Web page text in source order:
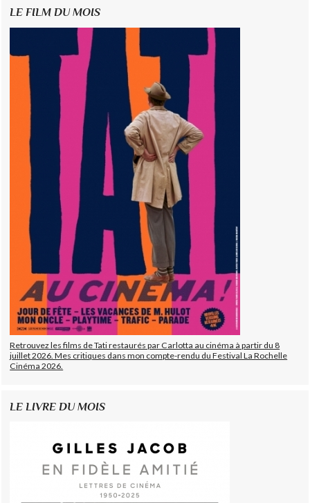
LE FILM DU MOIS
Retrouvez les films de Tati restaurés par Carlotta au cinéma à partir du 8
juillet 2026. Mes critiques dans mon compte-rendu du Festival La Rochelle
Cinéma 2026.
LE LIVRE DU MOIS